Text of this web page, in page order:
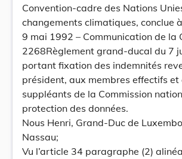
Convention-cadre des Nations
changements climatiques, conclue
9 mai 1992 – Communication de la
2268Règlement grand-ducal du 7
portant fixation des indemnités
président, aux membres effectifs et
suppléants de la Commission
protection des données.
Nous Henri, Grand-Duc de
Nassau;
Vu l’article 34 paragraphe (2)